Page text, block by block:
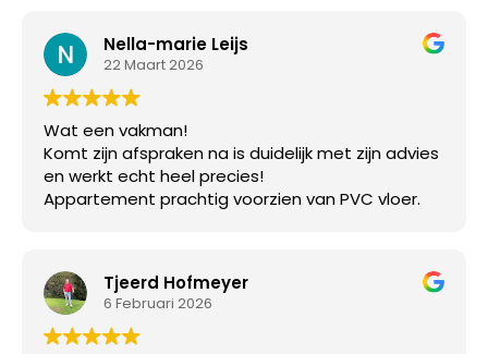
Nella-marie Leijs
22 Maart 2026
Wat een vakman!
Komt zijn afspraken na is duidelijk met zijn advies
en werkt echt heel precies!
Appartement prachtig voorzien van PVC vloer.
Tjeerd Hofmeyer
6 Februari 2026